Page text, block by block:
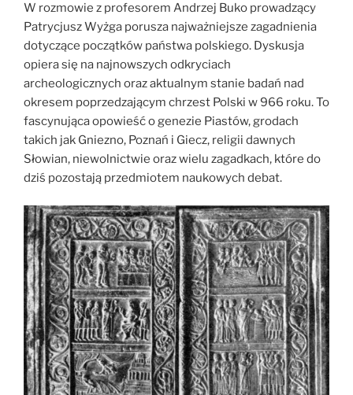
W rozmowie z profesorem Andrzej Buko prowadzący
Patrycjusz Wyżga porusza najważniejsze zagadnienia
dotyczące początków państwa polskiego. Dyskusja
opiera się na najnowszych odkryciach
archeologicznych oraz aktualnym stanie badań nad
okresem poprzedzającym chrzest Polski w 966 roku. To
fascynująca opowieść o genezie Piastów, grodach
takich jak Gniezno, Poznań i Giecz, religii dawnych
Słowian, niewolnictwie oraz wielu zagadkach, które do
dziś pozostają przedmiotem naukowych debat.